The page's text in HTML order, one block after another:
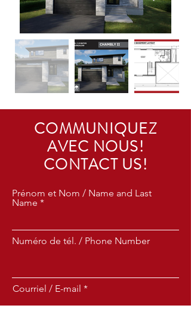
COMMUNIQUEZ
AVEC NOUS!
CONTACT US!
Prénom et Nom / Name and Last
Name
Numéro de tél. / Phone Number
Courriel / E-mail